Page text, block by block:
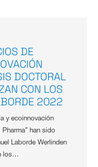
DE
DOCTORAL
CON LOS
2022
y ecoinnovación
han sido
Laborde Werlinden
los…